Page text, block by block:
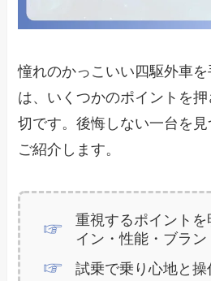
憧れのかっこいい四駆外車
は、いくつかのポイントを
切です。後悔しない一台を
ご紹介します。
重視するポイント
イン・性能・ブラン
試乗で乗り心地と